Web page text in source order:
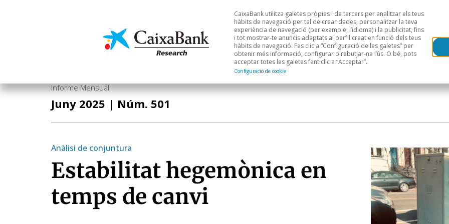
Economia i mercats Anàlisi sectorial Àrees geogràfiques
CaixaBank utilitza galetes pròpies i de tercers per analitzar els teus
hàbits de navegació per tal de crear dades, personalitzar la teva
experiència de navegació (per exemple, l’idioma) i la publicitat, fins
i tot mostrar-te anuncis adaptats al perfil creat en funció dels teus
hàbits de navegació. Fes clic a “Configuració de les galetes” per
obtenir més informació, configurar o rebutjar-ne l’ús. O bé, pots
acceptar totes les galetes fent clic a “Acceptar”.
Configuració de cookie
Informe Mensual
Juny 2025 | Núm. 501
Anàlisi de conjuntura
Estabilitat hegemònica en
temps de canvi